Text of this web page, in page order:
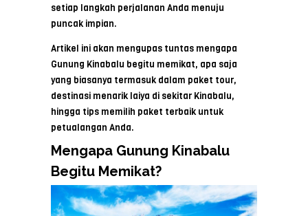
setiap langkah perjalanan Anda menuju
puncak impian.
Artikel ini akan mengupas tuntas mengapa
Gunung Kinabalu begitu memikat, apa saja
yang biasanya termasuk dalam paket tour,
destinasi menarik laiya di sekitar Kinabalu,
hingga tips memilih paket terbaik untuk
petualangan Anda.
Mengapa Gunung Kinabalu
Begitu Memikat?